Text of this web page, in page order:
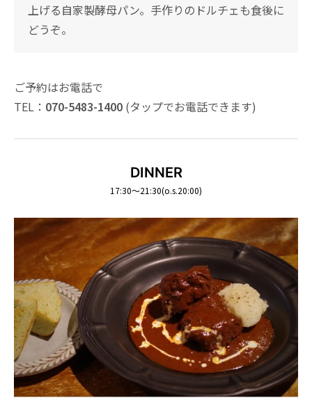
上げる自家製酵母パン。手作りのドルチェも食後に
どうぞ。
ご予約はお電話で
TEL： 070-5483-1400 (タップでお電話できます)
DINNER
17:30～21:30(o.s.20:00)